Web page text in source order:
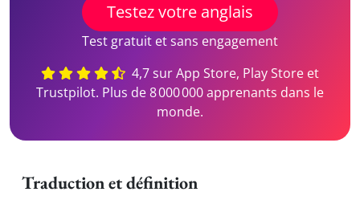
Testez votre anglais
Test gratuit et sans engagement
4,7 sur App Store, Play Store et
Trustpilot. Plus de 8 000 000 apprenants dans le
monde.
Traduction et définition